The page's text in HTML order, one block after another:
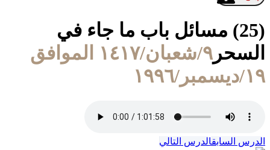
(25) مسائل باب ما جاء في
السحر
٩/شعبان/١٤١٧ الموافق
١٩/ديسمبر/١٩٩٦
الدرس السابقالدرس التالي